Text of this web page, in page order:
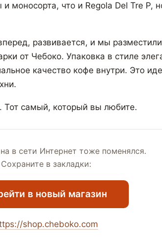
моносорта, что и Regola Del Tre P,
развивается, и мы
от Чебоко. Упаковка в стиле
качество кофе внутри. Это
Тот самый, который вы любите.
в сети Интернет тоже поменялся.
Сохраните в закладки:
в новый магазин
shop.cheboko.com